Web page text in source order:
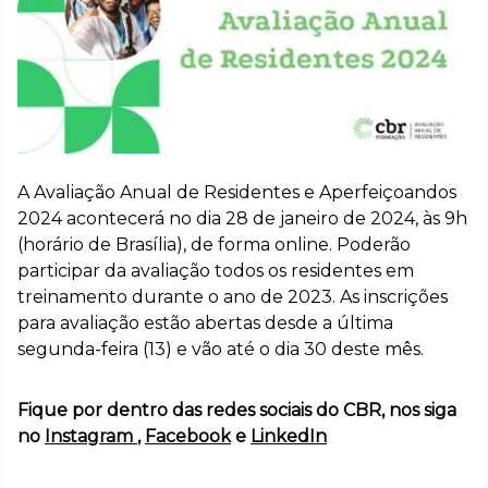
A Avaliação Anual de Residentes e Aperfeiçoandos
2024 acontecerá no dia 28 de janeiro de 2024, às 9h
(horário de Brasília), de forma online. Poderão
participar da avaliação todos os residentes em
treinamento durante o ano de 2023. As inscrições
para avaliação estão abertas desde a última
segunda-feira (13) e vão até o dia 30 deste mês.
Fique por dentro das redes sociais do CBR, nos siga
no Instagram , Facebooke LinkedIn